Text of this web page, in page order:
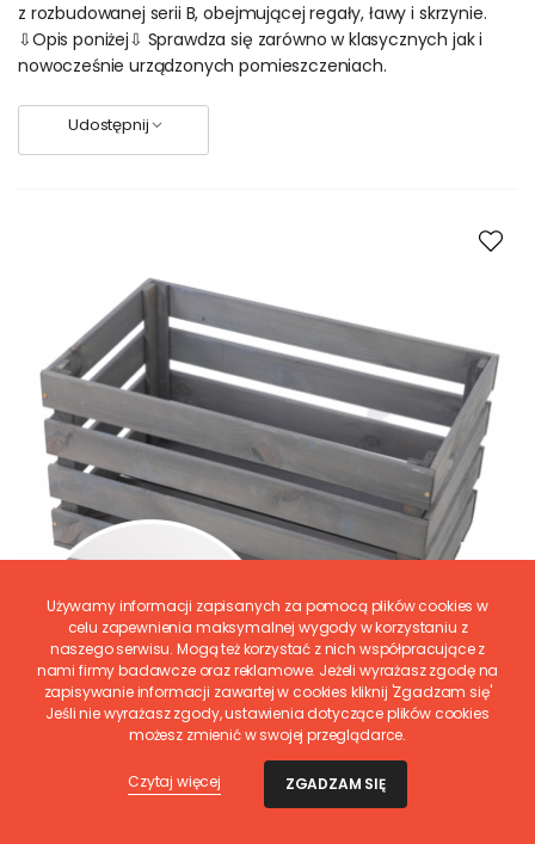
z rozbudowanej serii B, obejmującej regały, ławy i skrzynie.
⇩Opis poniżej⇩ Sprawdza się zarówno w klasycznych jak i
nowocześnie urządzonych pomieszczeniach.
Udostępnij
Używamy informacji zapisanych za pomocą plików cookies w
celu zapewnienia maksymalnej wygody w korzystaniu z
naszego serwisu. Mogą też korzystać z nich współpracujące z
nami firmy badawcze oraz reklamowe. Jeżeli wyrażasz zgodę na
zapisywanie informacji zawartej w cookies kliknij 'Zgadzam się'
Jeśli nie wyrażasz zgody, ustawienia dotyczące plików cookies
możesz zmienić w swojej przeglądarce.
Czytaj więcej ZGADZAM SIĘ